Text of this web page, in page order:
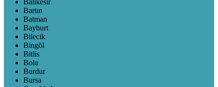
Balıkesir
Bartın
Batman
Bayburt
Bilecik
Bingöl
Bitlis
Bolu
Burdur
Bursa